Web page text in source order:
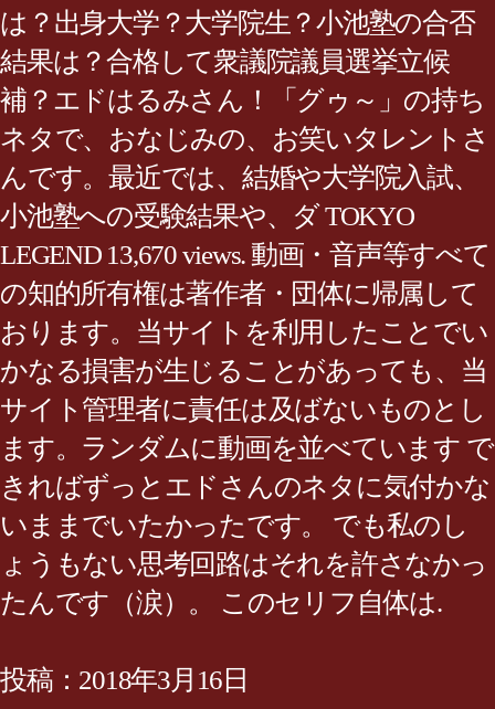
は？出身大学？大学院生？小池塾の合否
結果は？合格して衆議院議員選挙立候
補？エドはるみさん！「グゥ～」の持ち
ネタで、おなじみの、お笑いタレントさ
んです。最近では、結婚や大学院入試、
小池塾への受験結果や、ダ TOKYO
LEGEND 13,670 views. 動画・音声等すべて
の知的所有権は著作者・団体に帰属して
おります。当サイトを利用したことでい
かなる損害が生じることがあっても、当
サイト管理者に責任は及ばないものとし
ます。ランダムに動画を並べています で
きればずっとエドさんのネタに気付かな
いままでいたかったです。 でも私のし
ょうもない思考回路はそれを許さなかっ
たんです（涙）。 このセリフ自体は.
投稿：2018年3月16日